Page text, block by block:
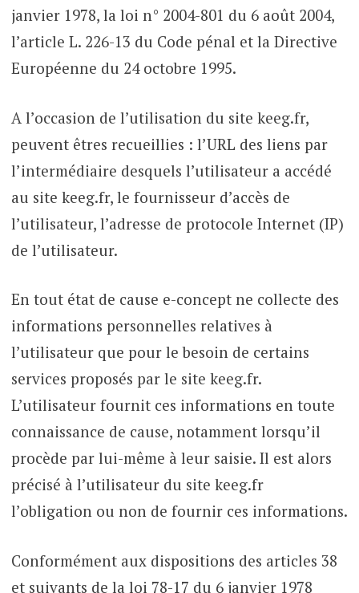
janvier 1978, la loi n° 2004-801 du 6 août 2004,
l’article L. 226-13 du Code pénal et la Directive
Européenne du 24 octobre 1995.
A l’occasion de l’utilisation du site keeg.fr,
peuvent êtres recueillies : l’URL des liens par
l’intermédiaire desquels l’utilisateur a accédé
au site keeg.fr, le fournisseur d’accès de
l’utilisateur, l’adresse de protocole Internet (IP)
de l’utilisateur.
En tout état de cause e-concept ne collecte des
informations personnelles relatives à
l’utilisateur que pour le besoin de certains
services proposés par le site keeg.fr.
L’utilisateur fournit ces informations en toute
connaissance de cause, notamment lorsqu’il
procède par lui-même à leur saisie. Il est alors
précisé à l’utilisateur du site keeg.fr
l’obligation ou non de fournir ces informations.
Conformément aux dispositions des articles 38
et suivants de la loi 78-17 du 6 janvier 1978